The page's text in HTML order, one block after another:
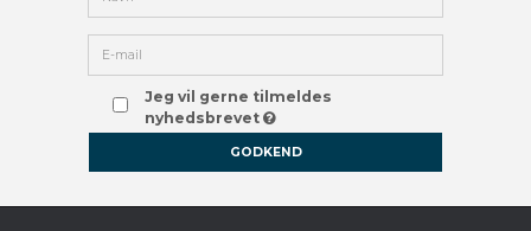
Jeg vil gerne tilmeldes
nyhedsbrevet
GODKEND